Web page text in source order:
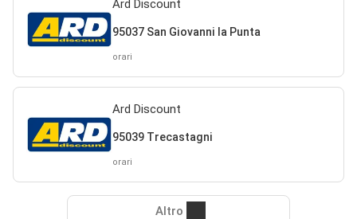
Ard Discount
95037 San Giovanni la Punta
orari
Ard Discount
95039 Trecastagni
orari
Altro